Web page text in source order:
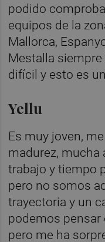
podido
equipos de la
Mallorca,
Mestalla
difícil y esto es
Yellu
Es muy joven,
madurez, mucha
trabajo y tiempo
pero no somos
trayectoria y un
podemos pensar
pero me ha